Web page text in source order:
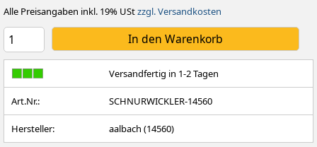
Alle Preisangaben inkl. 19% UStzzgl. Versandkosten
Versandfertig in 1-2 Tagen
Art.Nr.: SCHNURWICKLER-14560
Hersteller: aalbach (14560)